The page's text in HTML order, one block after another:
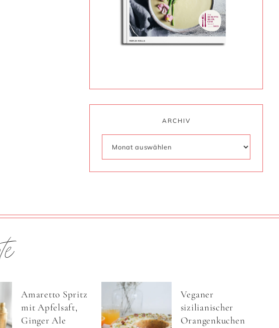
ARCHIV
Amaretto Spritz
mit Apfelsaft,
Ginger Ale
Veganer
sizilianischer
Orangenkuchen